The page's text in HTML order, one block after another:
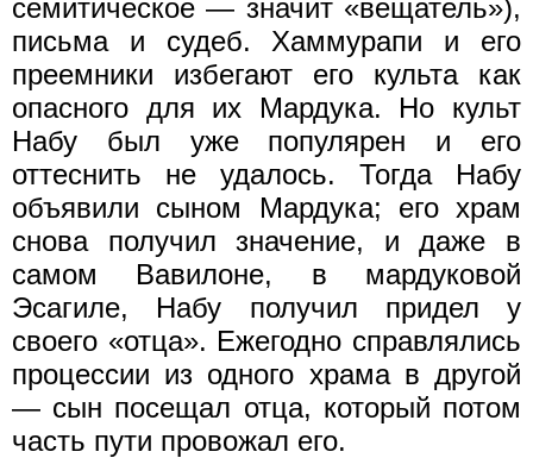
семитическое — значит «вещатель»),
письма и судеб. Хаммурапи и его
преемники избегают его культа как
опасного для их Мардука. Но культ
Набу был уже популярен и его
оттеснить не удалось. Тогда Набу
объявили сыном Мардука; его храм
снова получил значение, и даже в
самом Вавилоне, в мардуковой
Эсагиле, Набу получил придел у
своего «отца». Ежегодно справлялись
процессии из одного храма в другой
— сын посещал отца, который потом
часть пути провожал его.